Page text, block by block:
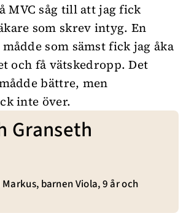
MVC såg till att jag fick
som skrev intyg. En
som sämst fick jag åka
och få vätskedropp. Det
bättre, men
inte över.
Granseth
barnen Viola, 9 år och